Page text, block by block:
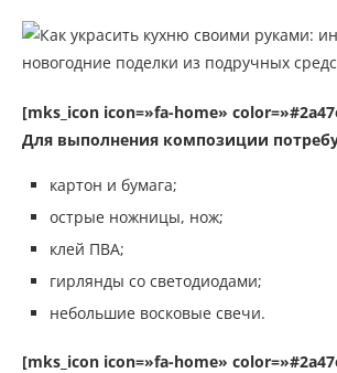
[mks_icon icon=»fa-home»
Для выполнения композиции
картон и бумага;
острые ножницы, нож;
клей ПВА;
гирлянды со светодиодами;
небольшие восковые свечи.
[mks_icon icon=»fa-home»